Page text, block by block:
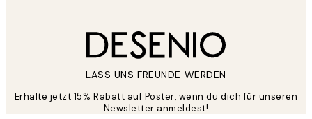
LASS UNS FREUNDE WERDEN
Erhalte jetzt 15% Rabatt auf Poster, wenn du dich für unseren
Newsletter anmeldest!